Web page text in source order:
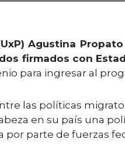
Agustina Propato
firmados con
para ingresar al
las políticas
en su país una
parte de fuerzas